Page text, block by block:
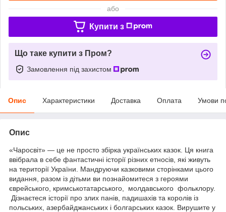
або
Купити з
Що таке купити з Пром?
Замовлення під захистом
Опис Характеристики Доставка Оплата Умови
Опис
«Чаросвіт» — це не просто збірка українських казок. Ця книга
ввібрала в себе фантастичні історії різних етносів, які живуть
на території України. Мандруючи казковими сторінками цього
видання, разом із дітьми ви познайомитеся з героями
єврейського, кримськотатарського, молдавського фольклору.
Дізнаєтеся історії про злих панів, падишахів та королів із
польських, азербайджанських і болгарських казок. Вирушите у